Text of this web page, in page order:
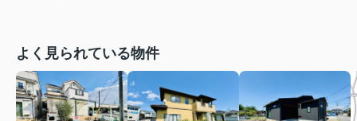
よく見られている物件